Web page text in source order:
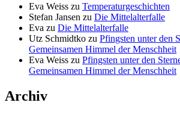
Eva Weiss zu Temperaturgeschichten
Stefan Jansen zu Die Mittelalterfalle
Eva zu Die Mittelalterfalle
Utz Schmidtko zu Pfingsten unter den
Gemeinsamen Himmel der Menschheit
Eva Weiss zu Pfingsten unter den
Gemeinsamen Himmel der Menschheit
Archiv